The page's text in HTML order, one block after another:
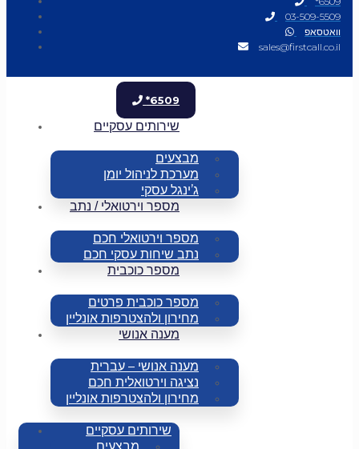
03-509-5509
וואטסאפ
sales@firstcall.co.il
*6509
שירותים עסקיים
מבצעים
מערכת לניהול יומן
ג’ינגל עסקי
מספר וירטואלי / נתב
מספר וירטואלי חכם
נתב שיחות עסקי חכם
מספר כוכבית
מספר כוכבית פרטים
מחירון ולהצטרפות אונליין
מענה אנושי
מענה אנושי – עברית
נציגה וירטואלית חכם
מחירון ולהצטרפות אונליין
שירותים עסקיים